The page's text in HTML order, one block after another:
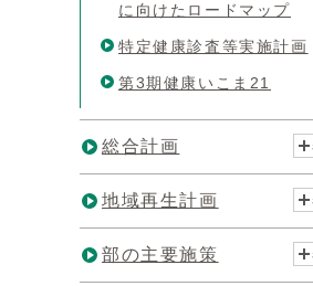
に向けたロードマップ
特定健康診査等実施計画
第3期健康いこま21
総合計画
地域再生計画
部の主要施策